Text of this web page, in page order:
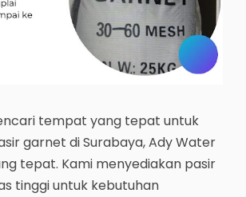
tempat yang tepat untuk
garnet di Surabaya, Ady Water
tepat. Kami menyediakan pasir
tinggi untuk kebutuhan